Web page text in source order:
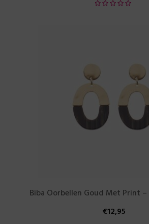
Biba Oorbellen Goud Met Print –
€12,95